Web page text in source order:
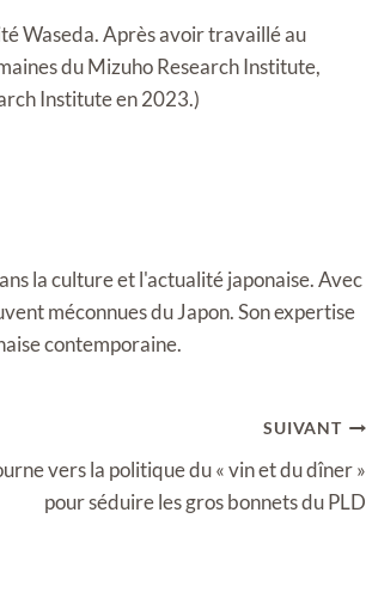
Waseda. Après avoir travaillé au
du Mizuho Research Institute,
Institute en 2023.)
la culture et l'actualité japonaise. Avec
méconnues du Japon. Son expertise
contemporaine.
SUIVANT
vers la politique du « vin et du dîner »
pour séduire les gros bonnets du PLD